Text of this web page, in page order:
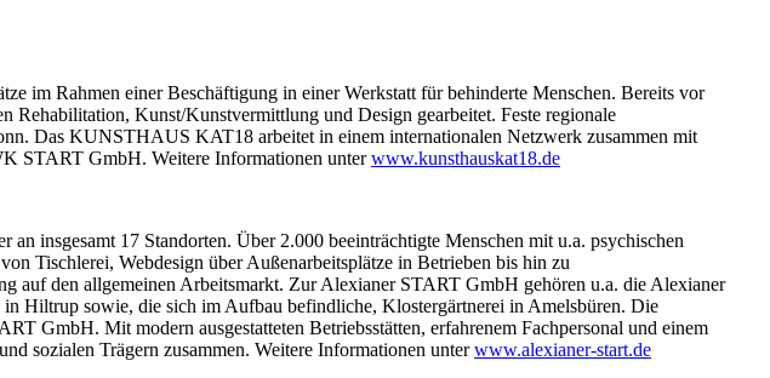
im Rahmen einer Beschäftigung in einer Werkstatt für behinderte Menschen. Bereits vor
Kunst/Kunstvermittlung und Design gearbeitet. Feste regionale
Das KUNSTHAUS KAT18 arbeitet in einem internationalen Netzwerk zusammen mit
START GmbH. Weitere Informationen unterwww.kunsthauskat18.de
insgesamt 17 Standorten. Über 2.000 beeinträchtigte Menschen mit u.a. psychischen
Tischlerei, Webdesign über Außenarbeitsplätze in Betrieben bis hin zu
auf den allgemeinen Arbeitsmarkt. Zur Alexianer START GmbH gehören u.a. die Alexianer
Hiltrup sowie, die sich im Aufbau befindliche, Klostergärtnerei in Amelsbüren. Die
GmbH. Mit modern ausgestatteten Betriebsstätten, erfahrenem Fachpersonal und einem
sozialen Trägern zusammen. Weitere Informationen unterwww.alexianer-start.de